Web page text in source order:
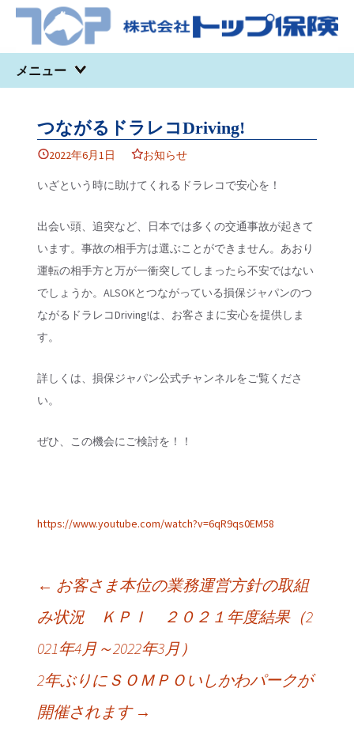
メニュー
つながるドラレコDriving!
2022年6月1日 お知らせ
いざという時に助けてくれるドラレコで安心を！
出会い頭、追突など、日本では多くの交通事故が起きて
います。事故の相手方は選ぶことができません。あおり
運転の相手方と万が一衝突してしまったら不安ではない
でしょうか。ALSOKとつながっている損保ジャパンのつ
ながるドラレコDriving!は、お客さまに安心を提供しま
す。
詳しくは、損保ジャパン公式チャンネルをご覧くださ
い。
ぜひ、この機会にご検討を！！
https://www.youtube.com/watch?v=6qR9qs0EM58
投稿ナビゲーション
← お客さま本位の業務運営方針の取組
み状況 ＫＰＩ ２０２１年度結果（2
021年4月～2022年3月）
2年ぶりにＳＯＭＰＯいしかわパークが
開催されます →